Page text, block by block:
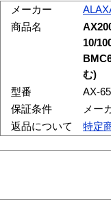
メーカー
商品名
10/
む)
型番
AX-
保証条件
メー
返品について
特定